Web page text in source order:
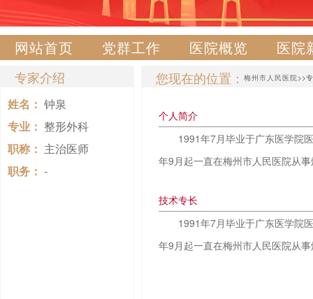
网站首页 党群工作 医院概览 医院
专家介绍
姓名： 钟泉
专业： 整形外科
职称： 主治医师
职务： -
您现在的位置： 梅州市人民医院>>
个人简介
1991年7月毕业于广东医学院
年9月起一直在梅州市人民医院从
技术专长
1991年7月毕业于广东医学院
年9月起一直在梅州市人民医院从